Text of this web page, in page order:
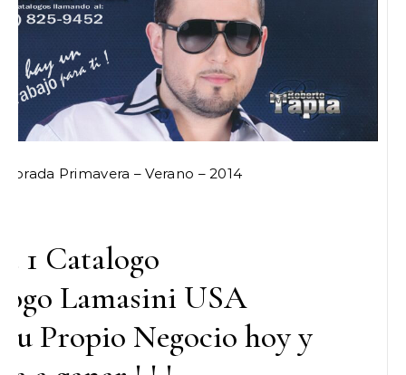
Primavera – Verano – 2014
1 Catalogo
Propio Negocio hoy y